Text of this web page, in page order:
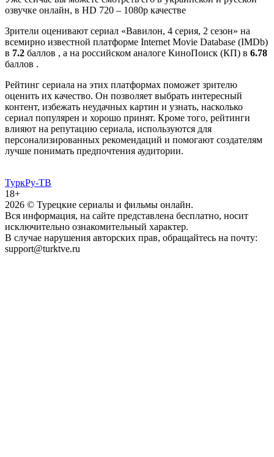
озвучке онлайн, в HD 720 – 1080p качестве
Зрители оценивают сериал «Вавилон, 4 серия, 2 сезон» на
всемирно известной платформе Internet Movie Database (IMDb)
в 7.2 баллов , а на российском аналоге КиноПоиск (КП) в 6.78
баллов .
Рейтинг сериала на этих платформах поможет зрителю
оценить их качество. Он позволяет выбрать интересный
контент, избежать неудачных картин и узнать, насколько
сериал популярен и хорошо принят. Кроме того, рейтинги
влияют на репутацию сериала, используются для
персонализированных рекомендаций и помогают создателям
лучше понимать предпочтения аудитории.
ТуркРу-ТВ
18+
2026 © Турецкие сериалы и фильмы онлайн.
Вся информация, на сайте представлена бесплатно, носит
исключительно ознакомительный характер.
В случае нарушения авторских прав, обращайтесь на почту:
support@turktve.ru